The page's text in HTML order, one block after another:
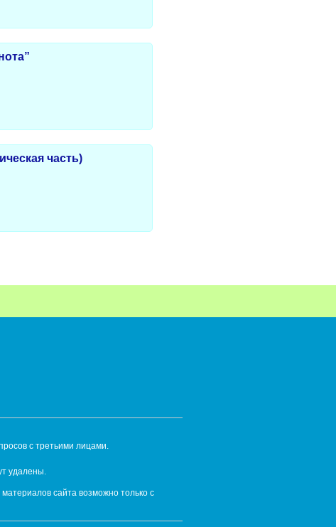
часть)
с третьими лицами.
удалены.
сайта возможно только с